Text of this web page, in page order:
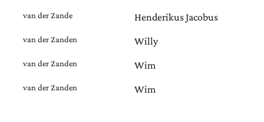
van der Zande Henderikus Jacobus
van der Zanden Willy
van der Zanden Wim
van der Zanden Wim